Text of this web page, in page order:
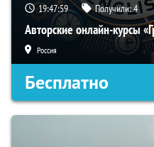
19:47:58 Получили:4
Авторские онлайн-курсы
Россия
Бесплатно